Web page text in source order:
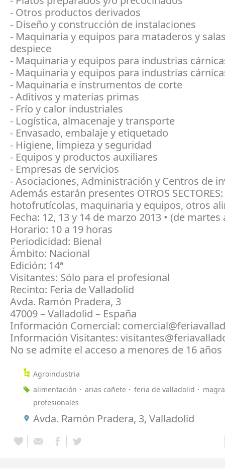
- Otros productos derivados
- Diseño y construcción de instalaciones
- Maquinaria y equipos para mataderos y
despiece
- Maquinaria y equipos para industrias
- Maquinaria y equipos para industrias
- Maquinaria e instrumentos de corte
- Aditivos y materias primas
- Frío y calor industriales
- Logística, almacenaje y transporte
- Envasado, embalaje y etiquetado
- Higiene, limpieza y seguridad
- Equipos y productos auxiliares
- Empresas de servicios
- Asociaciones, Administración y Centros de
Además estarán presentes OTROS
hotofrutícolas, maquinaria y equipos, otros
Fecha: 12, 13 y 14 de marzo 2013 • (de martes
Horario: 10 a 19 horas
Periodicidad: Bienal
Ámbito: Nacional
Edición: 14ª
Visitantes: Sólo para el profesional
Recinto: Feria de Valladolid
Avda. Ramón Pradera, 3
47009 – Valladolid – España
Información Comercial:
Información Visitantes:
No se admite el acceso a menores de 16 años
Agroindustria
alimentación
arias cañete feria de valladolid
profesionales
Avda. Ramón Pradera, 3, Valladolid